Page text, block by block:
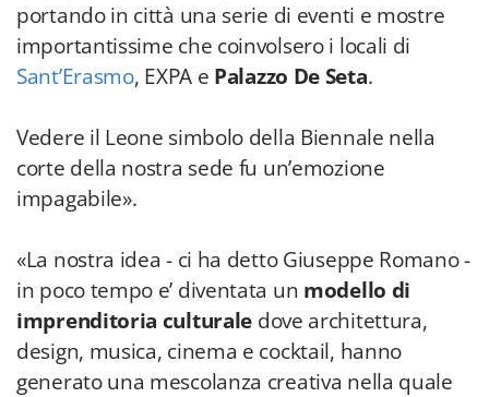
portando in città una serie di eventi e mostre
importantissime che coinvolsero i locali di
Sant’Erasmo, EXPA e Palazzo De Seta.
Vedere il Leone simbolo della Biennale nella
corte della nostra sede fu un’emozione
impagabile».
«La nostra idea - ci ha detto Giuseppe Romano -
in poco tempo e’ diventata un modello di
imprenditoria culturale dove architettura,
design, musica, cinema e cocktail, hanno
generato una mescolanza creativa nella quale